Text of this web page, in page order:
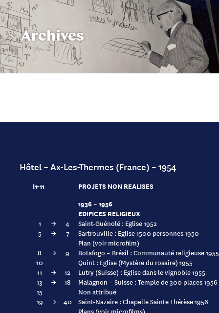
Archives
Hôtel – Ax-Les-Thermes (France) – 1954
I1-11
PROJETS NON REALISES
1936 – 1956
EDIFICES RELIGIEUX
1 → 4
Saint-Guénolé : Eglise 1952
5
→ 7
Sartrouville : Eglise 1500 personnes 1950
Plan (voir microfilm)
8
→ 9
Botafogo – Brésil : Communauté religieuse 1955
10
Quint : Eglise (Mystère du rosaire) 1955
11
→ 12
Lutry (Suisse) : Eglise dans le vignoble 1955
13
→ 18
Malagnon – Suisse : Temple de 300 places 1956
15
Non attribué
19
→ 40
Saint-Nazaire : Chapelle Sainte Thérèse 1956
Plans (voir microfilms)